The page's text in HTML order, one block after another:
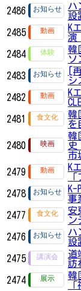
2486
ハ
設
2485
K
演
2484
韓
ソ
2483
[
シ
2482
K
2481
韓
を
2480
韓
史
市
2479
K
2478
K-
事
2477
安
ン
2476
ハ
設
2475
道
訪
2474
韓